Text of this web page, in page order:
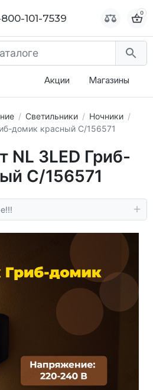
101-7539 0
Акции Магазины
Светильники
Ночники
домик красный С/156571
NL 3LED Гриб-
С/156571
101-7539 0